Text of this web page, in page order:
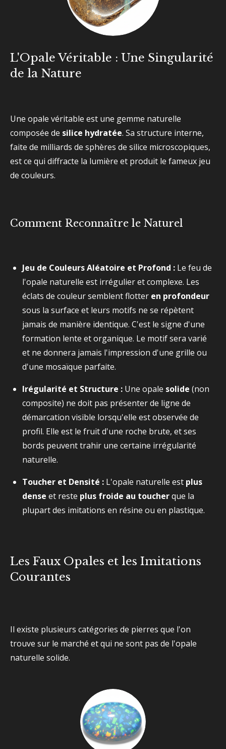
L'Opale Véritable : Une Singularité
de la Nature
Une opale véritable est une gemme naturelle
composée de silice hydratée. Sa structure interne,
faite de milliards de sphères de silice microscopiques,
est ce qui diffracte la lumière et produit le fameux jeu
de couleurs.
Comment Reconnaître le Naturel
Jeu de Couleurs Aléatoire et Profond : Le feu de
l'opale naturelle est irrégulier et complexe. Les
éclats de couleur semblent flotter en profondeur
sous la surface et leurs motifs ne se répètent
jamais de manière identique. C'est le signe d'une
formation lente et organique. Le motif sera varié
et ne donnera jamais l'impression d'une grille ou
d'une mosaïque parfaite.
Irégularité et Structure : Une opale solide (non
composite) ne doit pas présenter de ligne de
démarcation visible lorsqu'elle est observée de
profil. Elle est le fruit d'une roche brute, et ses
bords peuvent trahir une certaine irrégularité
naturelle.
Toucher et Densité : L'opale naturelle est plus
dense et reste plus froide au toucherque la
plupart des imitations en résine ou en plastique.
Les Faux Opales et les Imitations
Courantes
Il existe plusieurs catégories de pierres que l'on
trouve sur le marché et qui ne sont pas de l'opale
naturelle solide.